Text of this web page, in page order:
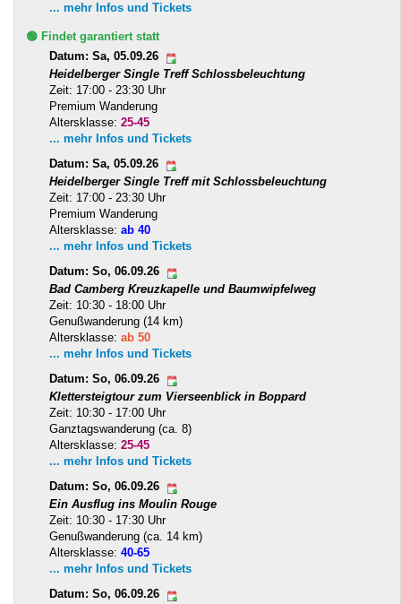
... mehr Infos und Tickets
🟢 Findet garantiert statt
Datum: Sa, 05.09.26
Heidelberger Single Treff Schlossbeleuchtung
Zeit: 17:00 - 23:30 Uhr
Premium Wanderung
Altersklasse: 25-45
... mehr Infos und Tickets
Datum: Sa, 05.09.26
Heidelberger Single Treff mit Schlossbeleuchtung
Zeit: 17:00 - 23:30 Uhr
Premium Wanderung
Altersklasse: ab 40
... mehr Infos und Tickets
Datum: So, 06.09.26
Bad Camberg Kreuzkapelle und Baumwipfelweg
Zeit: 10:30 - 18:00 Uhr
Genußwanderung (14 km)
Altersklasse: ab 50
... mehr Infos und Tickets
Datum: So, 06.09.26
Klettersteigtour zum Vierseenblick in Boppard
Zeit: 10:30 - 17:00 Uhr
Ganztagswanderung (ca. 8)
Altersklasse: 25-45
... mehr Infos und Tickets
Datum: So, 06.09.26
Ein Ausflug ins Moulin Rouge
Zeit: 10:30 - 17:30 Uhr
Genußwanderung (ca. 14 km)
Altersklasse: 40-65
... mehr Infos und Tickets
Datum: So, 06.09.26